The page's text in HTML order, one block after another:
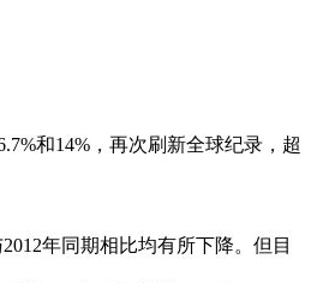
和14%，再次刷新全球纪录，超
年同期相比均有所下降。但目